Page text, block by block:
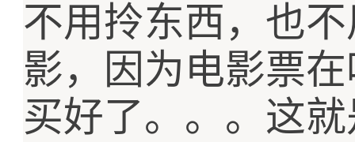
不用拎东西，也
影，因为电影票
买好了。。。这